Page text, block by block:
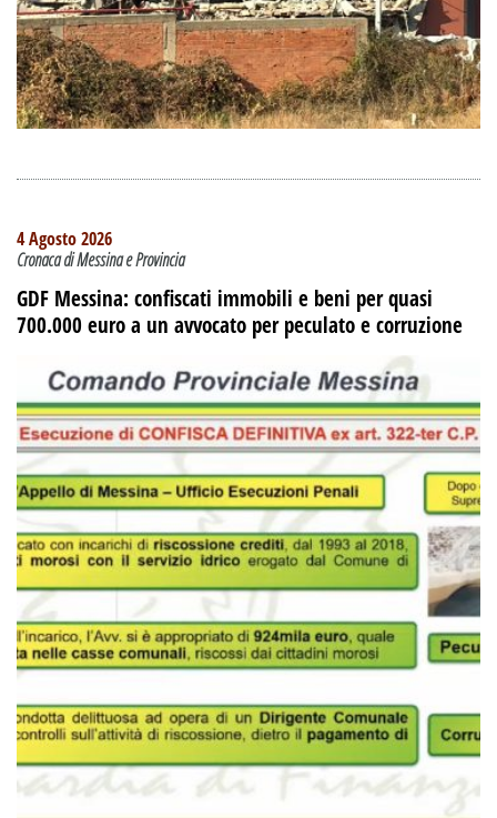
4 Agosto 2026
Cronaca di Messina e Provincia
GDF Messina: confiscati immobili e beni per quasi
700.000 euro a un avvocato per peculato e corruzione